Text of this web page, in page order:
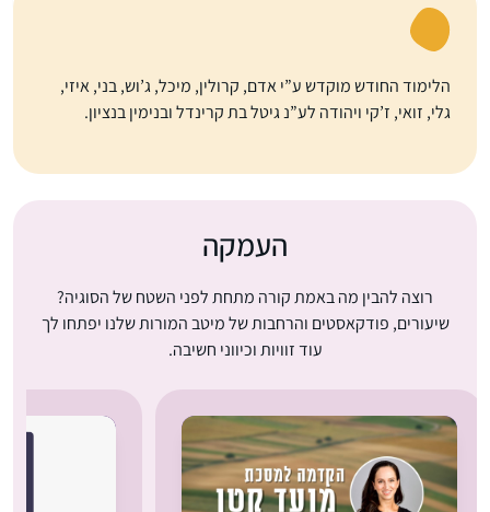
הלימוד החודש מוקדש ע”י אדם, קרולין, מיכל, ג’וש, בני, איזי,
גלי, זואי, ז’קי ויהודה לע”נ גיטל בת קרינדל ובנימין בנציון.
העמקה
רוצה להבין מה באמת קורה מתחת לפני השטח של הסוגיה?
שיעורים, פודקאסטים והרחבות של מיטב המורות שלנו יפתחו לך
עוד זוויות וכיווני חשיבה.